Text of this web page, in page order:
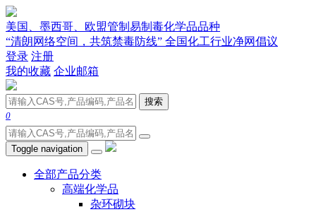
美国、墨西哥、欧盟管制易制毒化学品品种
“清朗网络空间，共筑禁毒防线” 全国化工行业净网倡议
登录 注册
我的收藏 企业邮箱
搜索
0
Toggle navigation
全部产品分类
高端化学品
杂环砌块